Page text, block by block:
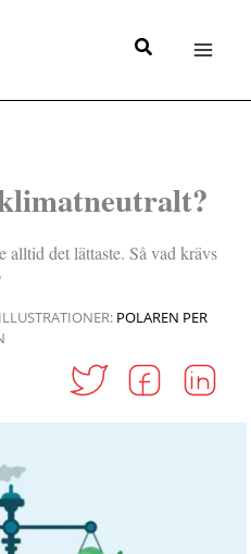
alltid det lättaste. Så vad krävs
ILLUSTRATIONER: POLAREN PER